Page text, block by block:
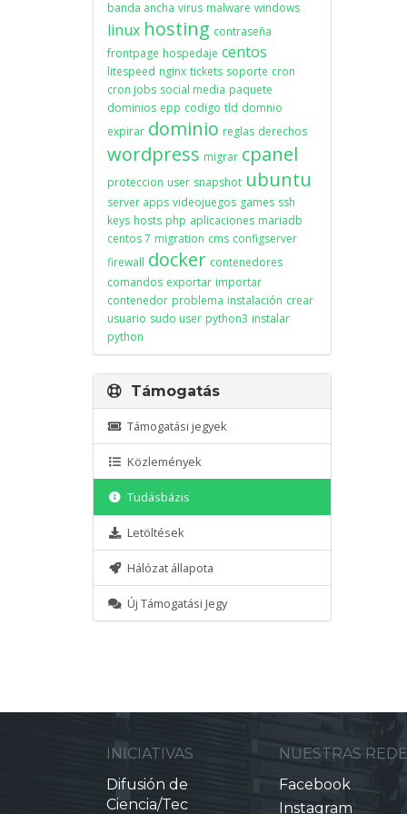
banda ancha virus malware windows
linux hosting contraseña
frontpage hospedaje centos
litespeed nginx tickets soporte cron
cron jobs social media paquete
dominios epp codigo tld domnio
expirar dominio reglas derechos
wordpress migrar cpanel
proteccion user snapshot ubuntu
server apps videojuegos games ssh
keys hosts php aplicaciones mariadb
centos 7 migration cms configserver
firewall docker contenedores
comandos exportar importar
contenedor problema instalación crear
usuario sudo user python3 instalar
python
Támogatás
Támogatási jegyek
Közlemények
Tudásbázis
Letöltések
Hálózat állapota
Új Támogatási Jegy
INICIATIVAS
Difusión de
Ciencia/Tec
NUESTRAS
Facebook
Instagram